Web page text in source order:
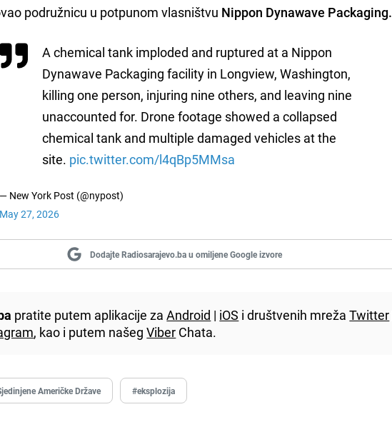
podružnicu u potpunom vlasništvu Nippon Dynawave Packaging.
A chemical tank imploded and ruptured at a Nippon
Dynawave Packaging facility in Longview, Washington,
killing one person, injuring nine others, and leaving nine
unaccounted for. Drone footage showed a collapsed
chemical tank and multiple damaged vehicles at the
site. pic.twitter.com/l4qBp5MMsa
— New York Post (@nypost)
May 27, 2026
Dodajte Radiosarajevo.ba u omiljene Google izvore
pratite putem aplikacije zaAndroid | iOS i društvenih mrežaTwitter
, kao i putem našegViber Chata.
Američke Države #eksplozija